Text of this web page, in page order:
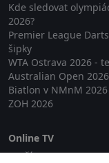
Kde sledovat
2026?
Premier League
šipky
WTA Ostrava 2026 -
Australian Open 2026
Biatlon v NMnM 2026
ZOH 2026
Online TV
Lepší.TV